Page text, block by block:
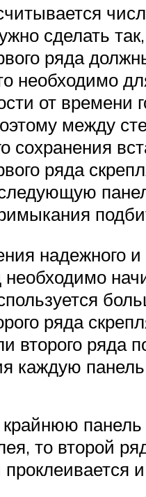
сделать
ряда
необходимо
от времени
между
сохранения
ряда
надежного и
ряда
второго ряда
каждую панель
то второй
проклеивается